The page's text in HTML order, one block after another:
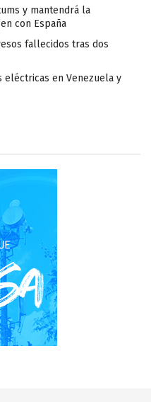
y mantendrá la
con España
fallecidos tras dos
eléctricas en Venezuela y